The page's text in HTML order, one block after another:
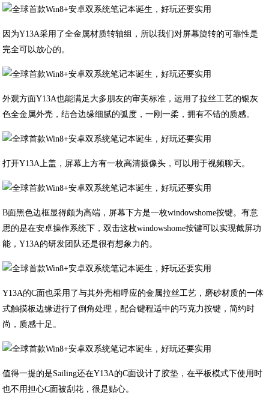
因为Y13A采用了全金属材质转轴组，所以我们对屏幕旋转的可靠性是
完全可以放心的。
外观方面Y13A也能满足大多朋友的审美标准，运用了拉丝工艺的银灰
色全金属外壳，结合边缘细腻的弧度，一刚一柔，拥有不错的质感。
打开Y13A上盖，屏幕上方有一枚高清摄像头，可以用于视频聊天。
B面黑色边框显得颇为高端，屏幕下方是一枚windowshome按键。有意
思的是在安卓操作系统下，双击这枚windowshome按键可以实现截屏功
能，Y13A的研发团队还是很有想象力的。
Y13A的C面也采用了与其外壳相呼应的金属拉丝工艺，磨砂材质的一体
式触摸板边缘进行了倒角处理，配合键程适中的巧克力按键，简约时
尚，质感十足。
值得一提的是Sailing还在Y13A的C面设计了胶垫，在平板模式下使用时
也不用担心C面被刮花，很是贴心。